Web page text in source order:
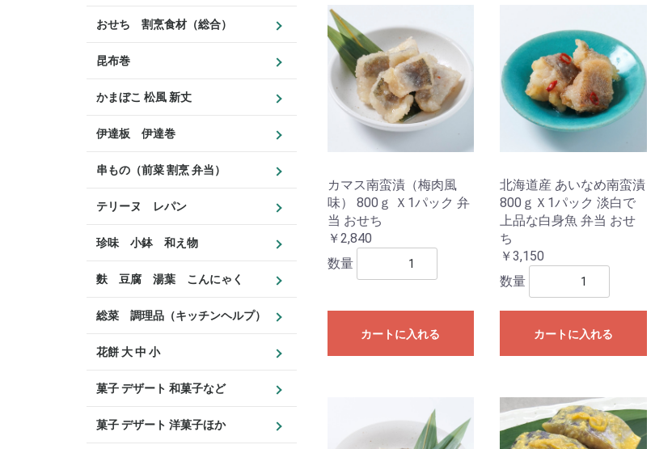
おせち 割烹食材（総合）
昆布巻
かまぼこ 松風 新丈
伊達板 伊達巻
串もの（前菜 割烹 弁当）
テリーヌ レパン
珍味 小鉢 和え物
麩 豆腐 湯葉 こんにゃく
総菜 調理品（キッチンヘルプ）
花餅 大 中 小
菓子 デザート 和菓子など
菓子 デザート 洋菓子ほか
カマス南蛮漬（梅肉風
味） 800ｇ Ｘ1パック 弁
当 おせち
￥2,840
数量
カートに入れる
北海道産 あいなめ南蛮漬
800ｇＸ1パック 淡白で
上品な白身魚 弁当 おせ
ち
￥3,150
数量
カートに入れる